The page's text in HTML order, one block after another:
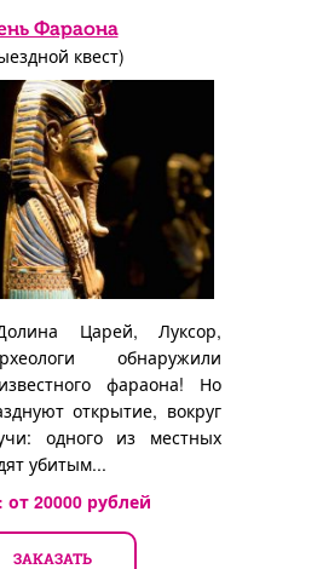
Фараона
квест)
Царей, Луксор,
обнаружили
фараона! Но
открытие, вокруг
одного из местных
убитым...
от 20000рублей
ЗАКАЗАТЬ